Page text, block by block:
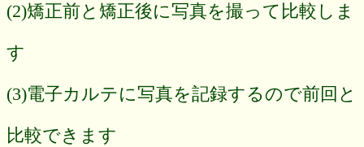
(2)矯正前と矯正後に写真を撮って比較しま
す
(3)電子カルテに写真を記録するので前回と
比較できます